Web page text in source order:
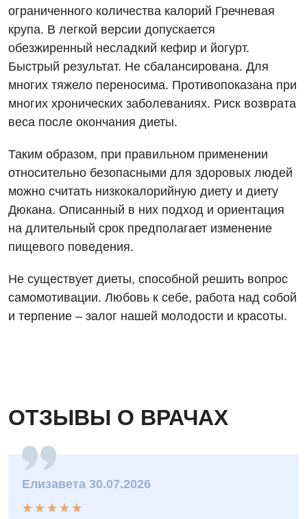
ограниченного количества калорий Гречневая
крупа. В легкой версии допускается
обезжиренный несладкий кефир и йогурт.
Быстрый результат. Не сбалансирована. Для
многих тяжело переносима. Противопоказана при
многих хронических заболеваниях. Риск возврата
веса после окончания диеты.
Таким образом, при правильном применении
относительно безопасными для здоровых людей
можно считать низкокалорийную диету и диету
Дюкана. Описанный в них подход и ориентация
на длительный срок предполагает изменение
пищевого поведения.
Не существует диеты, способной решить вопрос
самомотивации. Любовь к себе, работа над собой
и терпение – залог нашей молодости и красоты.
ОТЗЫВЫ О ВРАЧАХ
Елизавета 30.07.2026
★
★
★
★
★
★ ★ ★ ★ ★